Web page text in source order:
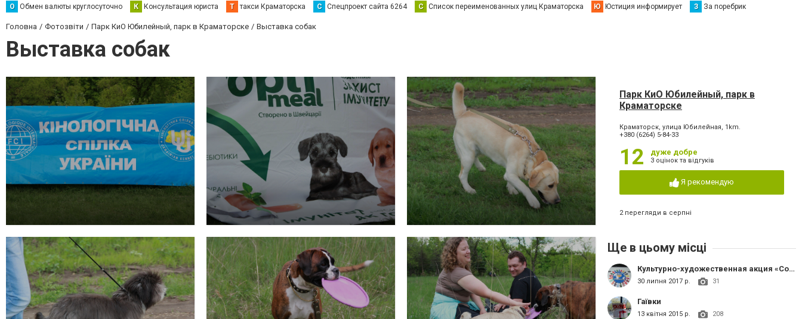
О Обмен валюты круглосуточно К Консультация юриста Т такси Краматорска С Спецпроект сайта 6264 С Список переименованных улиц Краматорска Ю Юстиция информирует З За поребрик
Головна Фотозвіти Парк КиО Юбилейный, парк в Краматорске Выставка собак
Выставка собак
Парк КиО Юбилейный, парк в
Краматорске
Краматорск, улица Юбилейная, 1km.
+380 (6264) 5-84-33
12 дуже добре
3 оцінок та відгуків
Я рекомендую
2 перегляди в серпні
Ще в цьому місці
Культурно-художественная акция «Совместное желание миллионов сердец построит счастливую страну»
30 липня 2017 р. 31
Гаївки
13 квітня 2015 р. 208